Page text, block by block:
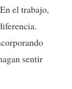
el trabajo,
sentir